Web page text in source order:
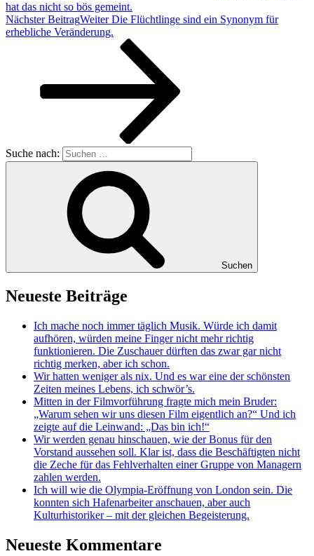
hat das nicht so bös gemeint.
Nächster BeitragWeiter Die Flüchtlinge sind ein Synonym für
erhebliche Veränderung.
Suche nach:
Suchen
Neueste Beiträge
Ich mache noch immer täglich Musik. Würde ich damit
aufhören, würden meine Finger nicht mehr richtig
funktionieren. Die Zuschauer dürften das zwar gar nicht
richtig merken, aber ich schon.
Wir hatten weniger als nix. Und es war eine der schönsten
Zeiten meines Lebens, ich schwör’s.
Mitten in der Filmvorführung fragte mich mein Bruder:
„Warum sehen wir uns diesen Film eigentlich an?“ Und ich
zeigte auf die Leinwand: „Das bin ich!“
Wir werden genau hinschauen, wie der Bonus für den
Vorstand aussehen soll. Klar ist, dass die Beschäftigten nicht
die Zeche für das Fehlverhalten einer Gruppe von Managern
zahlen werden.
Ich will wie die Olympia-Eröffnung von London sein. Die
konnten sich Hafenarbeiter anschauen, aber auch
Kulturhistoriker – mit der gleichen Begeisterung.
Neueste Kommentare